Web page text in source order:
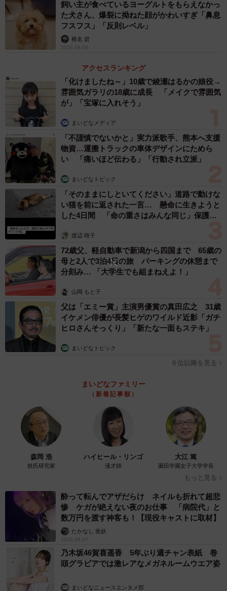
にして、さらに笑ってしまいました。江渡貝くんの人間革
細工のように、コインロッカーも展示の一部と言っていい
くらい馴染んでいて、周りの方も楽しんでいるようでし
た」
「推しになれるし、身バレ防止にもなって一石二鳥ですね！」とXに投稿
感じ（※一部エリアを除き、会場内は撮影可能です：筆者撮影）
飼い主が食べているヨーグルトをもらえなかっ
た犬さん、爆裂に拗ねた顔がかわいすぎ「鼻息
フスフス」「反則レベル」
椎名 碧
2026.08.06
アクセスランキング
「化けましたね～」10歳で綾瀬はるかの娘役→
雰囲気ガラリの18歳に成長 「メイクで雰囲気
が」「宝塚に入れそう」
まいどなメディア
「不謹慎でないかと」実力派歌手、熊本へ支援
物資…運搬トラックの車体デザインにためら
い 「痛いほど伝わる」「行動され立派」
まいどなトピック
「そのままにしといてください」道路で動けな
い猫を前に返された一言… 懸命に生きようと
した4日間 「命の重さはみんな同じ」保護団
渡辺 晴子
72歳父、軽自動車で新潟から四国まで 65歳の
母と2人で3泊4日の旅 パーキングの休憩まで
分刻み… 「大学生でも組まねえよ！」
山岡 もと子
父は「エミー賞」主演男優賞の真田広之 31歳
イケメン俳優が長髪ヒゲのワイルド近影「ガチ
ヒロさんそっくり」「新たな一面もステキ」
まいどなトピック
６位以降を見る
まいどなファミリー
（新着記事順）
森岡 浩
姓氏研究家
ハイヒール・リンゴ
漫才師
大江 篤
園田学園女子大学学長
もっと見る
酔って転んでアザだらけ ネイルも折れて超悲
惨 ケガが絶えない夜のお仕事 「病院代」と
数万円を渡す神客も！【現役キャストに取材】
たかなし 亜妖
2026.08.07
乃木坂46賀喜遥香 5年ぶり週チャン表紙 巻
頭グラビアでは激レアなメガネルームウエア姿
まいどなニュースエンタメ部